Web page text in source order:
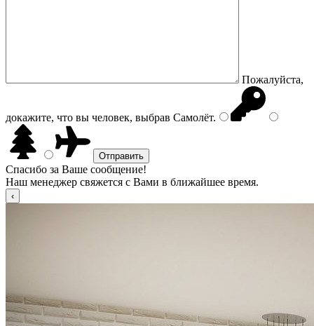
Пожалуйста,
докажите, что вы человек, выбрав Самолёт.
Спасибо за Ваше сообщение!
Наш менеджер свяжется с Вами в ближайшее время.